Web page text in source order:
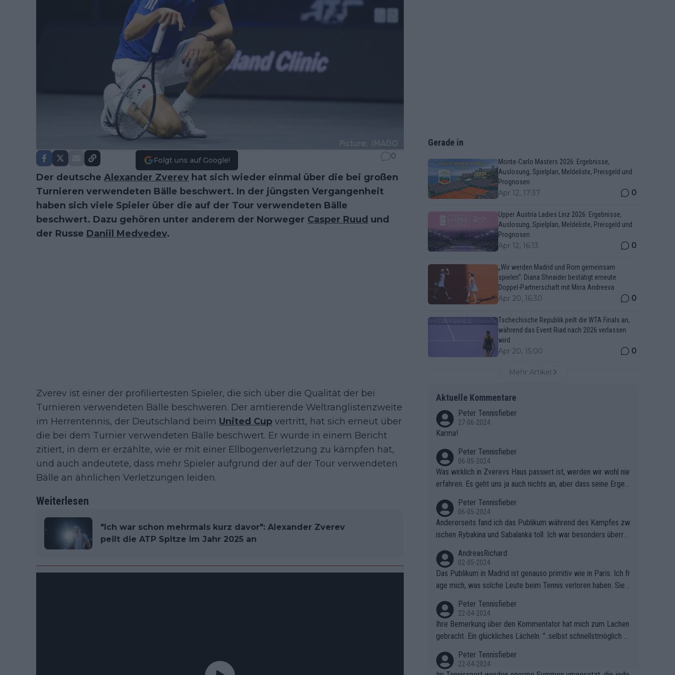
Folgt uns auf Google! 0
Der deutsche Alexander Zverev hat sich wieder einmal über die bei großen
Turnieren verwendeten Bälle beschwert. In der jüngsten Vergangenheit
haben sich viele Spieler über die auf der Tour verwendeten Bälle
beschwert. Dazu gehören unter anderem der Norweger Casper Ruud und
der Russe Daniil Medvedev.
Zverev ist einer der profiliertesten Spieler, die sich über die Qualität der bei
Turnieren verwendeten Bälle beschweren. Der amtierende Weltranglistenzweite
im Herrentennis, der Deutschland beim United Cup vertritt, hat sich erneut über
die bei dem Turnier verwendeten Bälle beschwert. Er wurde in einem Bericht
zitiert, in dem er erzählte, wie er mit einer Ellbogenverletzung zu kämpfen hat,
und auch andeutete, dass mehr Spieler aufgrund der auf der Tour verwendeten
Bälle an ähnlichen Verletzungen leiden.
Weiterlesen
"Ich war schon mehrmals kurz davor": Alexander Zverev
peilt die ATP Spitze im Jahr 2025 an
Gerade in
Monte-Carlo Masters 2026: Ergebnisse,
Auslosung, Spielplan, Meldeliste, Preisgeld und
Prognosen
Apr 12, 17:37 0
Upper Austria Ladies Linz 2026: Ergebnisse,
Auslosung, Spielplan, Meldeliste, Preisgeld und
Prognosen
Apr 12, 16:13 0
„Wir werden Madrid und Rom gemeinsam
spielen“: Diana Shnaider bestätigt erneute
Doppel-Partnerschaft mit Mirra Andreeva
Apr 20, 16:30 0
Tschechische Republik peilt die WTA Finals an,
während das Event Riad nach 2026 verlassen
wird
Apr 20, 15:00 0
Mehr Artikel
Aktuelle Kommentare
Peter Tennisfieber
27-06-2024
Karma!
Peter Tennisfieber
06-05-2024
Was wirklich in Zverevs Haus passiert ist, werden wir wohl nie
erfahren. Es geht uns ja auch nichts an, aber dass seine Ergeb
Peter Tennisfieber
06-05-2024
Andererseits fand ich das Publikum während des Kampfes zw
ischen Rybakina und Sabalanka toll. Ich war besonders überras
AndreasRichard
02-05-2024
Das Publikum in Madrid ist genauso primitiv wie in Paris. Ich fr
age mich, was solche Leute beim Tennis verloren haben. Sie s
ben.
Peter Tennisfieber
22-04-2024
Ihre Bemerkung über den Kommentator hat mich zum Lachen
gebracht. Ein glückliches Lächeln. "..selbst schnellstmöglich na
Peter Tennisfieber
22-04-2024